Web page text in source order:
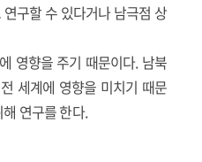
구할 수 있다거나 남극점 상
영향을 주기 때문이다. 남북
세계에 영향을 미치기 때문
연구를 한다.